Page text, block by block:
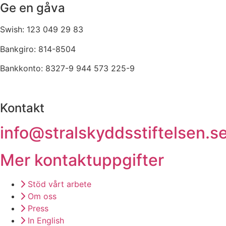
Ge en gåva
Swish: 123 049 29 83
Bankgiro: 814-8504
Bankkonto: 8327-9 944 573 225-9
Kontakt
Mer kontaktuppgifter
Stöd vårt arbete
Om oss
Press
In English